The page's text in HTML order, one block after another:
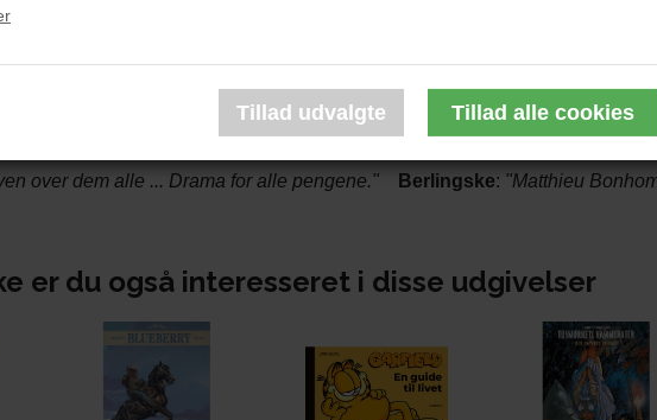
fan af Lucky Luke. Med Manden der skød Lucky Luke hylder han
allerstørste tegneseriehelte. Vild løssluppenhed og stor respekt i
og sin Lucky Luke.
over dem alle ... Drama for alle pengene." Berlingske: "Matthieu
er du også interesseret i disse udgivelser